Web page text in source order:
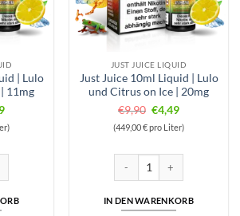
| Lulo
11mg
Aktueller
Preis
€4,49.
Liquid | Lulo und Citrus on Ice | 11mg Menge
JUST JUICE LIQUID
Just Juice 10ml Liquid | Lulo
und Citrus on Ice | 20mg
€9,90 Ursprünglicher
Preis
€9,90
€4,49Aktueller
Preis
€4,49.
(449,00 € pro Liter)
Just Juice 10ml Liquid | Lulo
IN DEN WARENKORB